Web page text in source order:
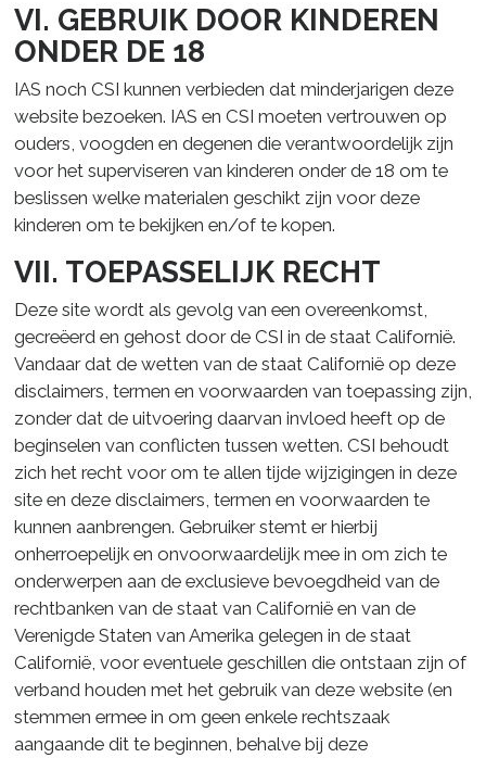
VI. GEBRUIK DOOR KINDEREN
ONDER DE 18
IAS noch CSI kunnen verbieden dat minderjarigen deze
website bezoeken. IAS en CSI moeten vertrouwen op
ouders, voogden en degenen die verantwoordelijk zijn
voor het superviseren van kinderen onder de 18 om te
beslissen welke materialen geschikt zijn voor deze
kinderen om te bekijken en/of te kopen.
VII. TOEPASSELIJK RECHT
Deze site wordt als gevolg van een overeenkomst,
gecreëerd en gehost door de CSI in de staat Californië.
Vandaar dat de wetten van de staat Californië op deze
disclaimers, termen en voorwaarden van toepassing zijn,
zonder dat de uitvoering daarvan invloed heeft op de
beginselen van conflicten tussen wetten. CSI behoudt
zich het recht voor om te allen tijde wijzigingen in deze
site en deze disclaimers, termen en voorwaarden te
kunnen aanbrengen. Gebruiker stemt er hierbij
onherroepelijk en onvoorwaardelijk mee in om zich te
onderwerpen aan de exclusieve bevoegdheid van de
rechtbanken van de staat van Californië en van de
Verenigde Staten van Amerika gelegen in de staat
Californië, voor eventuele geschillen die ontstaan zijn of
verband houden met het gebruik van deze website (en
stemmen ermee in om geen enkele rechtszaak
aangaande dit te beginnen, behalve bij deze